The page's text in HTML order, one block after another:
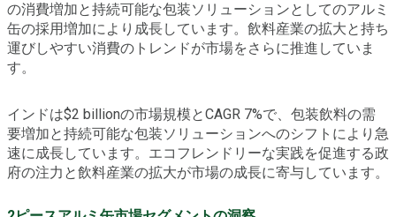
の消費増加と持続可能な包装ソリューションとしてのアルミ
缶の採用増加により成長しています。飲料産業の拡大と持ち
運びしやすい消費のトレンドが市場をさらに推進していま
す。
インドは$2 billionの市場規模とCAGR 7%で、包装飲料の需
要増加と持続可能な包装ソリューションへのシフトにより急
速に成長しています。エコフレンドリーな実践を促進する政
府の注力と飲料産業の拡大が市場の成長に寄与しています。